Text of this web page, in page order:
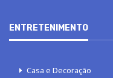
ENTRETENIMENTO
Casa e Decoração